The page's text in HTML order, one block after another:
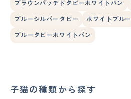
ブラウンパッチドタビーホワイトバン
ブルーシルバータビー ホワイトブルー
ブルータビーホワイトバン
子猫の種類から探す